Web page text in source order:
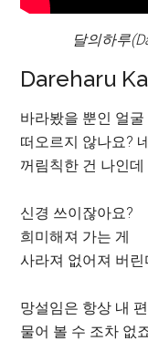
달의하루
Dareharu
바라봤을 뿐인 얼굴
떠오르지 않나요?
꺼림칙한 건 나인데
신경 쓰이잖아요?
희미해져 가는 게
사라져 없어져 버린
망설임은 항상 내 편
물어 볼 수 조차 없